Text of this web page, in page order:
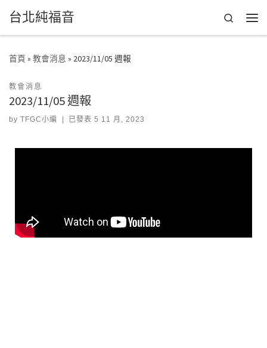
Skip to content
台北純福音 Search
首頁 » 教會消息 » 2023/11/05 週報
教會消息
2023/11/05 週報
by TFGC小編 | 已發表5 11 月, 2023